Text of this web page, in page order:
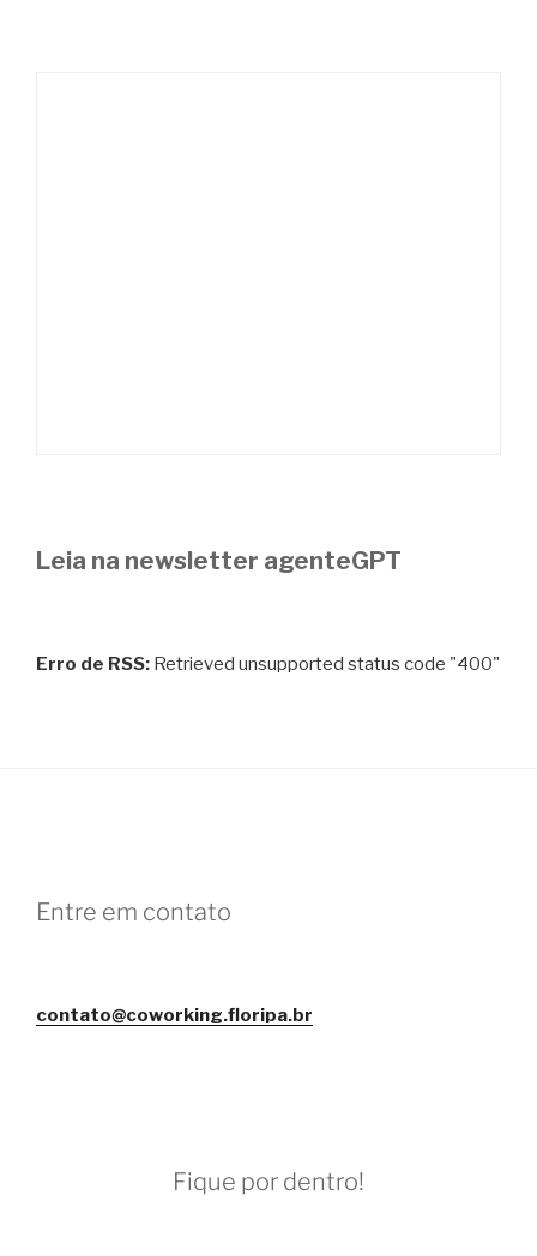
Leia na newsletter agenteGPT
Erro de RSS: Retrieved unsupported status code "400"
Entre em contato
contato@coworking.floripa.br
Fique por dentro!